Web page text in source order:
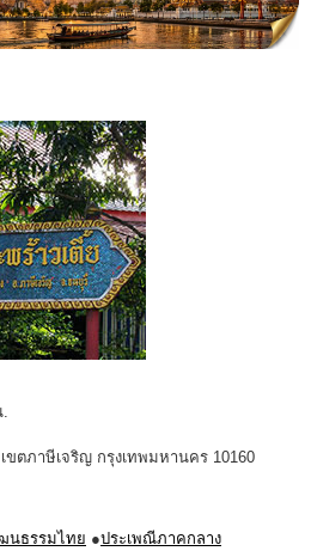
.
ขตภาษีเจริญ กรุงเทพมหานคร 10160
นธรรมไทย ●ประเพณีภาคกลาง